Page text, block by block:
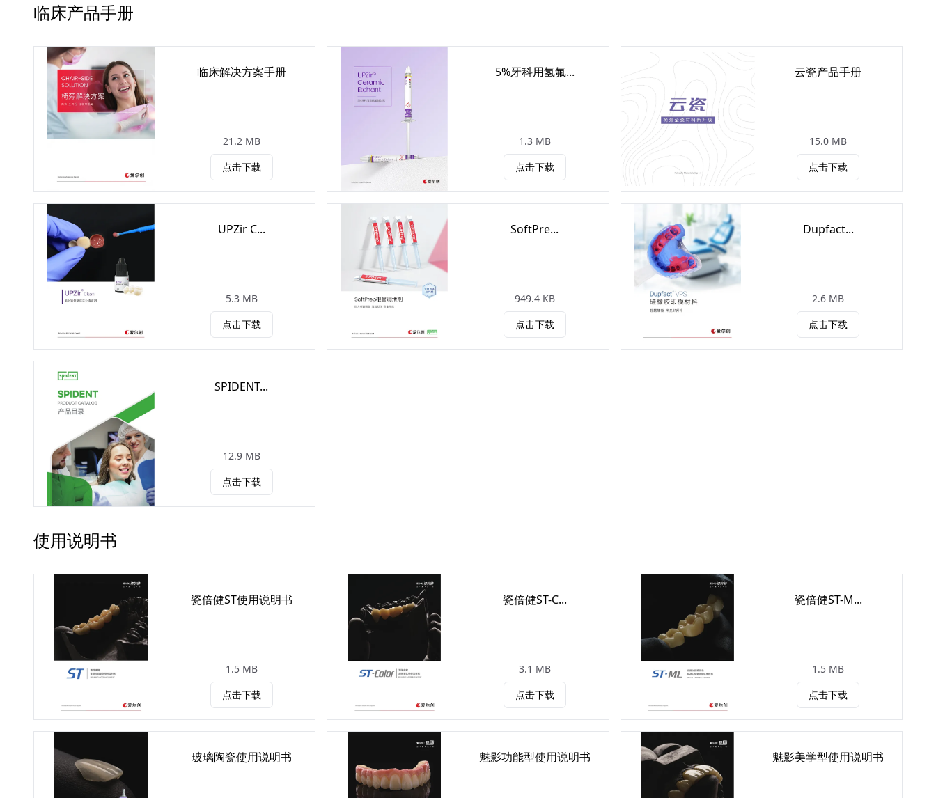
临床产品手册
临床解决方案手册
21.2 MB
点击下载
5%牙科用氢氟...
1.3 MB
点击下载
云瓷产品手册
15.0 MB
点击下载
UPZir C...
5.3 MB
点击下载
SoftPre...
949.4 KB
点击下载
Dupfact...
2.6 MB
点击下载
SPIDENT...
12.9 MB
点击下载
使用说明书
瓷倍健ST使用说明书
1.5 MB
点击下载
瓷倍健ST-C...
3.1 MB
点击下载
瓷倍健ST-M...
1.5 MB
点击下载
玻璃陶瓷使用说明书 魅影功能型使用说明书 魅影美学型使用说明书